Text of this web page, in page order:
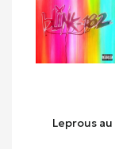
Leprous